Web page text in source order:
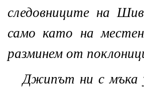
следовниците на
само като на
разминем от
Джипът ни с мъка